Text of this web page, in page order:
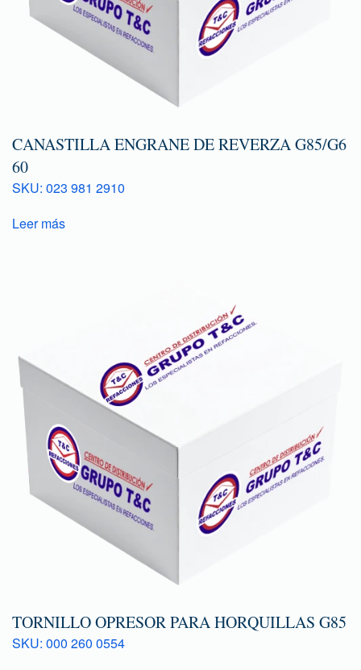
CANASTILLA ENGRANE DE REVERZA G85/G6
60
SKU: 023 981 2910
Leer más
TORNILLO OPRESOR PARA HORQUILLAS G85
SKU: 000 260 0554